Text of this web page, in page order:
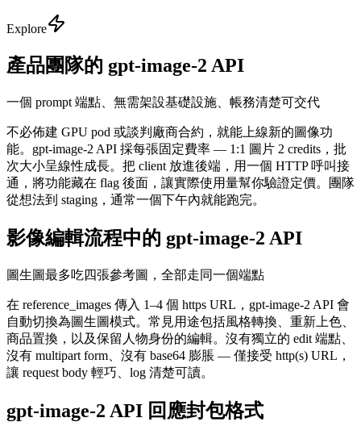
Explore
產品團隊的 gpt-image-2 API
一個 prompt 端點、無需架設基礎設施、帳務清楚可交代
不必佈建 GPU pod 或談判廠商合約，就能上線新的圖像功
能。gpt-image-2 API 採每張固定費率 — 1:1 圖片 2 credits，批
次大小呈線性成長。把 client 放進後端，用一個 HTTP 呼叫接
通，將功能藏在 flag 後面，讓實際使用量幫你驗證定價。團隊
從想法到 staging，通常一個下午內就能跑完。
影像編輯流程中的 gpt-image-2 API
圖生圖最多吃四張參考圖，全部走同一個端點
在 reference_images 傳入 1–4 個 https URL，gpt-image-2 API 會
自動切換為圖生圖模式。常見用途包括風格轉換、重新上色、
商品置換，以及保留人物身份的編輯。沒有獨立的 edit 端點、
沒有 multipart form、沒有 base64 膨脹 — 僅接受 http(s) URL，
讓 request body 輕巧、log 清楚可讀。
gpt-image-2 API 回應封包格式